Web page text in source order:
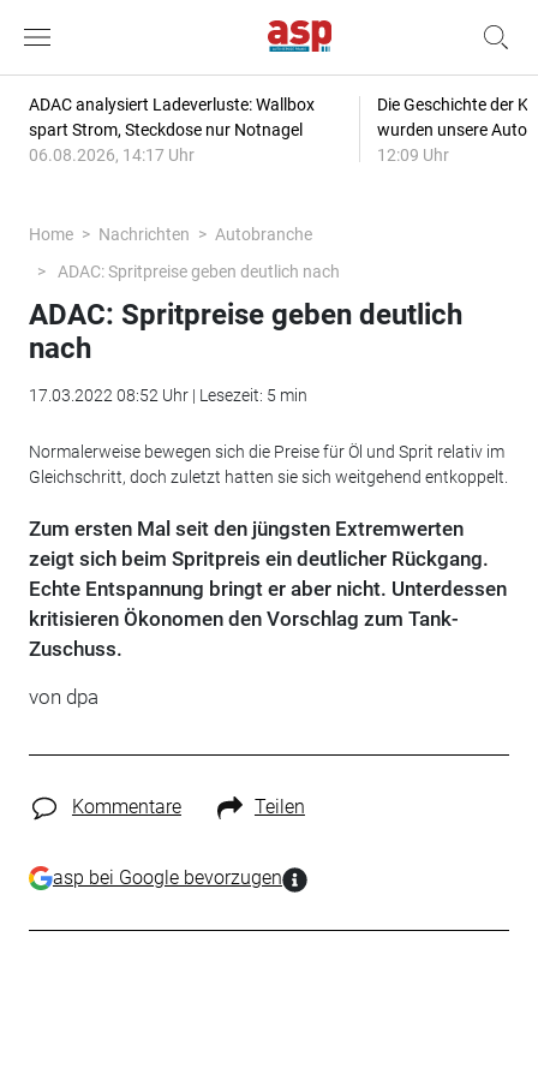
ADAC analysiert Ladeverluste: Wallbox
spart Strom, Steckdose nur Notnagel
06.08.2026, 14:17 Uhr
Die Geschichte der
wurden unsere
12:09 Uhr
Home Nachrichten
Autobranche
ADAC: Spritpreise geben deutlich nach
ADAC: Spritpreise geben deutlich
nach
17.03.2022 08:52 Uhr | Lesezeit: 5 min
Normalerweise bewegen sich die Preise für Öl und Sprit relativ im
Gleichschritt, doch zuletzt hatten sie sich weitgehend entkoppelt.
Zum ersten Mal seit den jüngsten Extremwerten
zeigt sich beim Spritpreis ein deutlicher Rückgang.
Echte Entspannung bringt er aber nicht. Unterdessen
kritisieren Ökonomen den Vorschlag zum Tank-
Zuschuss.
von dpa
Kommentare Teilen
asp bei Google bevorzugen